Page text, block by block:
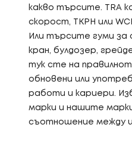
какво търсите. TRA
скорост, TKPH или
Или търсите гуми за
кран, булдозер,
тук сте на
обновени или
работи и кариери.
марки и нашите
съотношение между